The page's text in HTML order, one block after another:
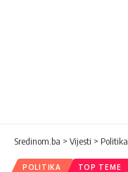
Sredinom.ba > Vijesti > Politika
POLITIKA TOP TEME